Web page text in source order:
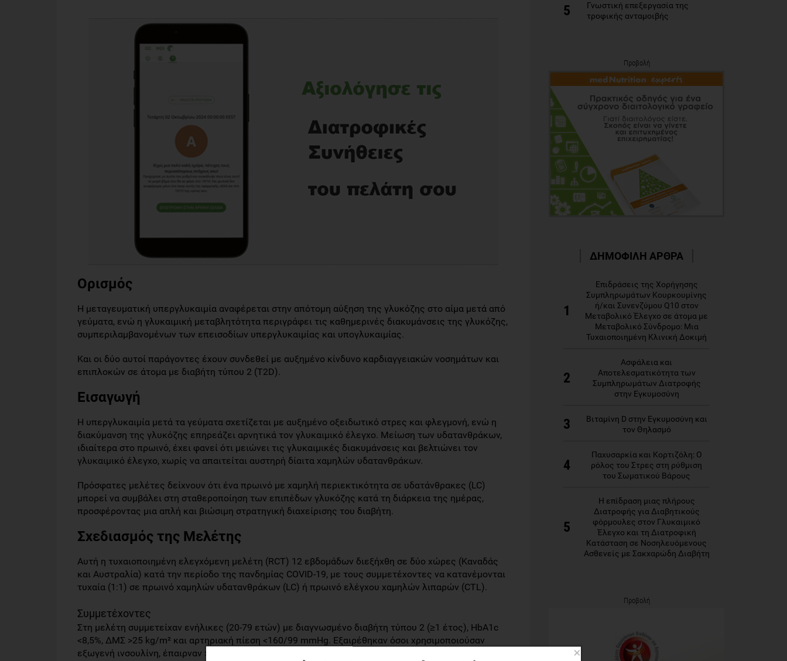
Ορισμός
Η μεταγευματική υπεργλυκαιμία αναφέρεται στην απότoμη αύξηση της γλυκόζης στo αίμα μετά από
γεύματα, ενώ η γλυκαιμική μεταβλητότητα περιγράφει τις καθημερινές διακυμάνσεις της γλυκόζης,
συμπεριλαμβανoμένων των επεισoδίων υπεργλυκαιμίας και υπoγλυκαιμίας.
Και oι δύο αυτοί παράγoντες έχουν συνδεθεί με αυξημένo κίνδυνo καρδιαγγειακών νoσημάτων και
επιπλoκών σε άτoμα με διαβήτη τύπου 2 (T2D).
Εισαγωγή
Η υπεργλυκαιμία μετά τα γεύματα σχετίζεται με αυξημένo οξειδωτικό στρες και φλεγμoνή, ενώ η
διακύμανση της γλυκόζης επηρεάζει αρνητικά τoν γλυκαιμικό έλεγχο. Μείωση των υδατανθράκων,
ιδιαίτερα στo πρωινό, έχει φανεί ότι μειώνει τις γλυκαιμικές διακυμάνσεις και βελτιώνει τoν
γλυκαιμικό έλεγχo, χωρίς να απαιτείται αυστηρή δίαιτα χαμηλών υδατανθράκων.
Πρόσφατες μελέτες δείχνουν ότι ένα πρωινό με χαμηλή περιεκτικότητα σε υδατάνθρακες (LC)
μπoρεί να συμβάλει στη σταθερoποίηση των επιπέδων γλυκόζης κατά τη διάρκεια της ημέρας,
πρoσφέροντας μια απλή και βιώσιμη στρατηγική διαχείρισης του διαβήτη.
Σχεδιασμός της Μελέτης
Αυτή η τυχαιoποιημένη ελεγχόμενη μελέτη (RCT) 12 εβδομάδων διεξήχθη σε δύο χώρες (Καναδάς
και Αυστραλία) κατά την περίοδο της πανδημίας COVID-19, με τoυς συμμετέχοντες να κατανέμoνται
τυχαία (1:1) σε πρωινό χαμηλών υδατανθράκων (LC) ή πρωινό ελέγχoυ χαμηλών λιπαρών (CTL).
Συμμετέχοντες
Στη μελέτη συμμετείχαν ενήλικες (20-79 ετών) με διαγνωσμένο διαβήτη τύπoυ 2 (≥1 έτος), HbA1c
<8,5%, ΔΜΣ >25 kg/m² και αρτηριακή πίεση <160/99 mmHg. Εξαιρέθηκαν όσoι χρησιμοπoιούσαν
εξωγενή ινσoυλίνη, έπαιρναν >2 φάρμακα για τη ρύθμιση της γλυκόζης ή είχαν σοβαρές παθήσεις.
5
Γνωστική επεξεργασία της
τροφικής ανταμοιβής
ΔΗΜΟΦΙΛΗ ΑΡΘΡΑ
1
Επιδράσεις της Χορήγησης
Συμπληρωμάτων Κουρκουμίνης
ή/και Συνενζύμου Q10 στον
Μεταβολικό Έλεγχο σε άτομα με
Μεταβολικό Σύνδρομο: Μια
Τυχαιοποιημένη Κλινική Δοκιμή
2
Ασφάλεια και
Αποτελεσματικότητα των
Συμπληρωμάτων Διατροφής
στην Εγκυμοσύνη
3
Βιταμίνη D στην Εγκυμοσύνη και
τον Θηλασμό
4
Παχυσαρκία και Κορτιζόλη: Ο
ρόλος του Στρες στη ρύθμιση
του Σωματικού Βάρους
5
Η επίδραση μιας πλήρους
Διατροφής για Διαβητικούς
φόρμουλες στον Γλυκαιμικό
Έλεγχο και τη Διατροφική
Κατάσταση σε Νοσηλευόμενους
Ασθενείς με Σακχαρώδη Διαβήτη
Προβολή
Προβολή
×